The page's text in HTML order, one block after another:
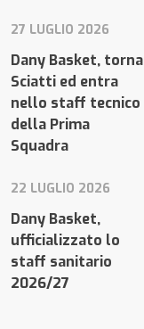
27 LUGLIO 2026
Dany Basket, torna
Sciatti ed entra
nello staff tecnico
della Prima
Squadra
22 LUGLIO 2026
Dany Basket,
ufficializzato lo
staff sanitario
2026/27